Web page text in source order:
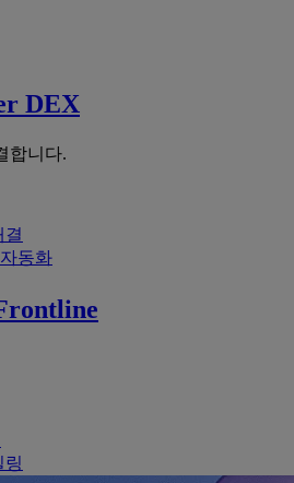
DEX
합니다.
결
동화
링